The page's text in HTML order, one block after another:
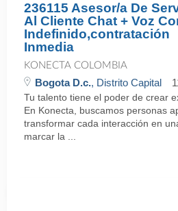
236115 Asesor/a De
Al Cliente Chat + Voz
Indefinido,contratación
Inmedia
KONECTA COLOMBIA
Bogota D.c., Distrito Capital
Tu talento tiene el poder de crear
En Konecta, buscamos personas
transformar cada interacción en
marcar la ...